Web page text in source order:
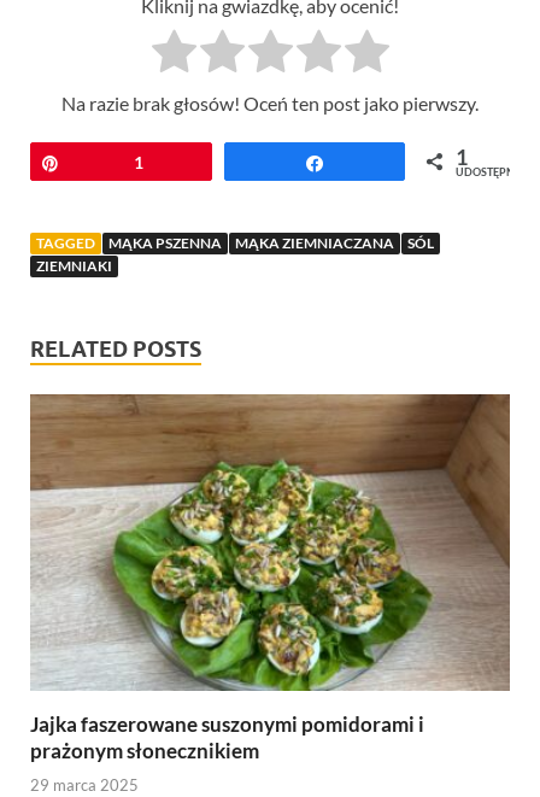
Kliknij na gwiazdkę, aby ocenić!
Na razie brak głosów! Oceń ten post jako pierwszy.
Przypnij1 1
UDOSTĘPNIEŃ
TAGGED MĄKA PSZENNA MĄKA ZIEMNIACZANA
SÓL
ZIEMNIAKI
RELATED POSTS
Jajka faszerowane suszonymi pomidorami i
prażonym słonecznikiem
29 marca 2025